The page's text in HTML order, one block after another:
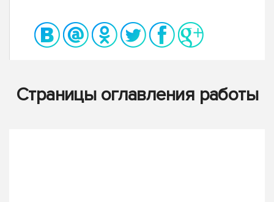
Страницы оглавления работы